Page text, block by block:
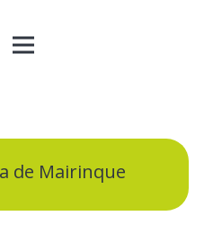
de Mairinque